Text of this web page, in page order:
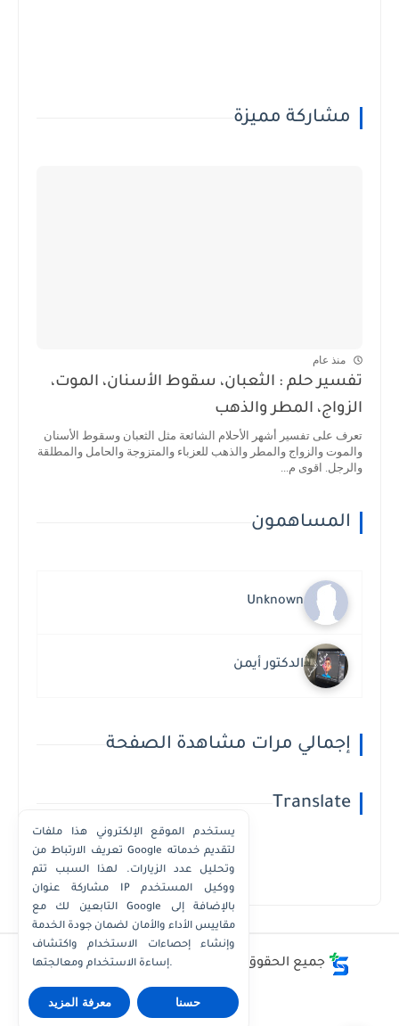
مشاركة مميزة
منذ عام
تفسير حلم : الثعبان، سقوط الأسنان، الموت،
الزواج، المطر والذهب
تعرف على تفسير أشهر الأحلام الشائعة مثل الثعبان وسقوط الأسنان
والموت والزواج والمطر والذهب للعزباء والمتزوجة والحامل والمطلقة
والرجل. اقوى م...
المساهمون
Unknown
الدكتور أيمن
إجمالي مرات مشاهدة الصفحة
Translate
Powered by Translate
جميع الحقوق محفوظة © أفضل - أسعار - أرقام
يستخدم الموقع الإلكتروني هذا ملفات
تعريف الارتباط من Google لتقديم خدماته
وتحليل عدد الزيارات. لهذا السبب تتم
مشاركة عنوان IP ووكيل المستخدم
التابعين لك مع Google بالإضافة إلى
مقاييس الأداء والأمان لضمان جودة الخدمة
وإنشاء إحصاءات الاستخدام واكتشاف
إساءة الاستخدام ومعالجتها.
معرفة المزيد حسنا